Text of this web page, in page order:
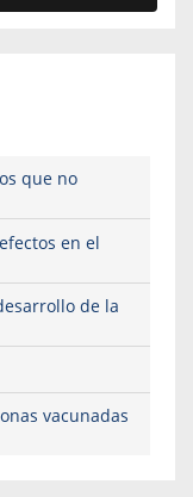
que no
en el
de la
vacunadas